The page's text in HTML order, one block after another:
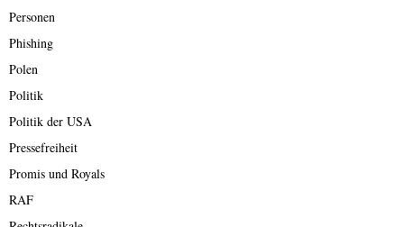
Personen
Phishing
Polen
Politik
Politik der USA
Pressefreiheit
Promis und Royals
RAF